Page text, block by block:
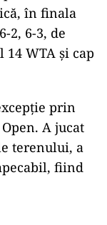
în finala
2, 6-3, de
WTA şi cap
prin
A jucat
terenului, a
fiind